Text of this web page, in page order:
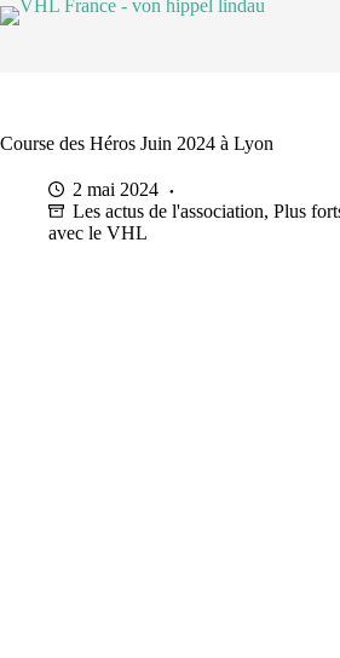
Passer
au
Course des Héros Juin 2024 à Lyon
2 mai 2024
Les actus de l'association, Plus
avec le VHL